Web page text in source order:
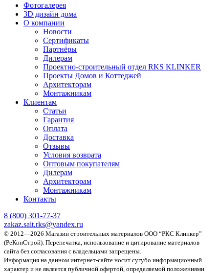
Фотогалерея
3D дизайн дома
О компании
Новости
Сертификаты
Партнёры
Дилерам
Проектно-строительный отдел RKS KLINKER
Проекты Домов и Коттеджей
Архитекторам
Монтажникам
Клиентам
Статьи
Гарантия
Оплата
Доставка
Отзывы
Условия возврата
Оптовым покупателям
Дилерам
Архитекторам
Монтажникам
Контакты
8 (800) 301-77-37
zakaz.sait.rks@yandex.ru
© 2012—2026 Магазин строительных материалов ООО “РКС Клинкер”
(РеКонСтрой). Перепечатка, использование и цитирование материалов
сайта без согласования с владельцами запрещены.
Информация на данном интернет-сайте носит сугубо информационный
характер и не является публичной офертой, определяемой положениями